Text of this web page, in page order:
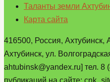
Таланты земли
Карта сайта
416500, Россия, Ахтубинск,
Ахтубинск, ул.
ahtubinsk@yandex.ru] тел. 8